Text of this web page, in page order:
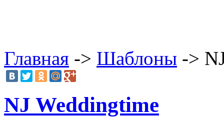
Главная -> Шаблоны ->
NJ Weddingtime